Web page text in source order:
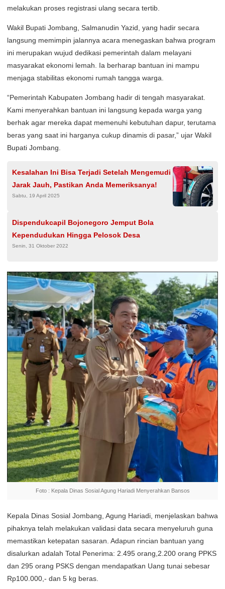
melakukan proses registrasi ulang secara tertib.
Wakil Bupati Jombang, Salmanudin Yazid, yang hadir secara
langsung memimpin jalannya acara menegaskan bahwa program
ini merupakan wujud dedikasi pemerintah dalam melayani
masyarakat ekonomi lemah. Ia berharap bantuan ini mampu
menjaga stabilitas ekonomi rumah tangga warga.
“Pemerintah Kabupaten Jombang hadir di tengah masyarakat.
Kami menyerahkan bantuan ini langsung kepada warga yang
berhak agar mereka dapat memenuhi kebutuhan dapur, terutama
beras yang saat ini harganya cukup dinamis di pasar,” ujar Wakil
Bupati Jombang.
Kesalahan Ini Bisa Terjadi Setelah Mengemudi
Jarak Jauh, Pastikan Anda Memeriksanya!
Sabtu, 19 April 2025
Dispendukcapil Bojonegoro Jemput Bola
Kependudukan Hingga Pelosok Desa
Senin, 31 Oktober 2022
Foto : Kepala Dinas Sosial Agung Hariadi Menyerahkan Bansos
Kepala Dinas Sosial Jombang, Agung Hariadi, menjelaskan bahwa
pihaknya telah melakukan validasi data secara menyeluruh guna
memastikan ketepatan sasaran. Adapun rincian bantuan yang
disalurkan adalah Total Penerima: 2.495 orang,2.200 orang PPKS
dan 295 orang PSKS dengan mendapatkan Uang tunai sebesar
Rp100.000,- dan 5 kg beras.